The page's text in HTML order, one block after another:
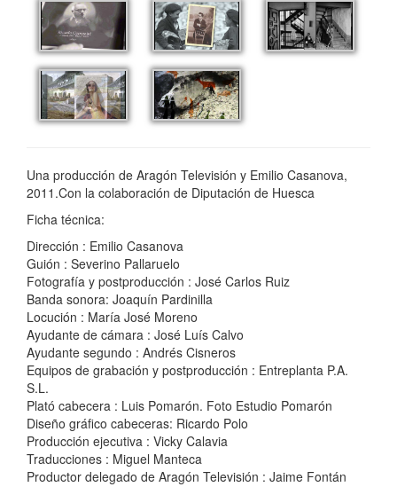
Una producción de Aragón Televisión y Emilio Casanova,
2011.Con la colaboración de Diputación de Huesca
Ficha técnica:
Dirección : Emilio Casanova
Guión : Severino Pallaruelo
Fotografía y postproducción : José Carlos Ruiz
Banda sonora: Joaquín Pardinilla
Locución : María José Moreno
Ayudante de cámara : José Luís Calvo
Ayudante segundo : Andrés Cisneros
Equipos de grabación y postproducción : Entreplanta P.A.
S.L.
Plató cabecera : Luis Pomarón. Foto Estudio Pomarón
Diseño gráfico cabeceras: Ricardo Polo
Producción ejecutiva : Vicky Calavia
Traducciones : Miguel Manteca
Productor delegado de Aragón Televisión : Jaime Fontán